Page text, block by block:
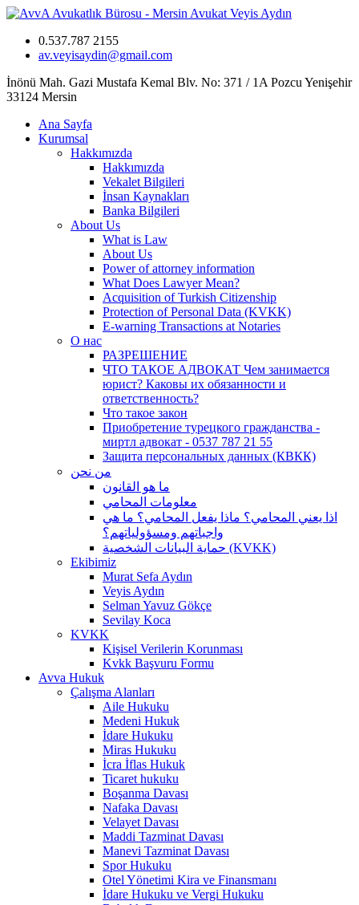
0.537.787 2155
av.veyisaydin@gmail.com
İnönü Mah. Gazi Mustafa Kemal Blv. No: 371 / 1A Pozcu Yenişehir
33124 Mersin
Ana Sayfa
Kurumsal
Hakkımızda
Hakkımızda
Vekalet Bilgileri
İnsan Kaynakları
Banka Bilgileri
About Us
What is Law
About Us
Power of attorney information
What Does Lawyer Mean?
Acquisition of Turkish Citizenship
Protection of Personal Data (KVKK)
E-warning Transactions at Notaries
О нас
РАЗРЕШЕНИЕ
ЧТО ТАКОЕ АДВОКАТ Чем занимается
юрист? Каковы их обязанности и
ответственность?
Что такое закон
Приобретение турецкого гражданства -
миртл адвокат - 0537 787 21 55
Защита персональных данных (КВКК)
من نحن
ما هو القانون
معلومات المحامي
اذا يعني المحامي؟ ماذا يفعل المحامي؟ ما هي
واجباتهم ومسؤولياتهم؟
حماية البيانات الشخصية (KVKK)
Ekibimiz
Murat Sefa Aydın
Veyis Aydın
Selman Yavuz Gökçe
Sevilay Koca
KVKK
Kişisel Verilerin Korunması
Kvkk Başvuru Formu
Avva Hukuk
Çalışma Alanları
Aile Hukuku
Medeni Hukuk
İdare Hukuku
Miras Hukuku
İcra İflas Hukuk
Ticaret hukuku
Boşanma Davası
Nafaka Davası
Velayet Davası
Maddi Tazminat Davası
Manevi Tazminat Davası
Spor Hukuku
Otel Yönetimi Kira ve Finansmanı
İdare Hukuku ve Vergi Hukuku